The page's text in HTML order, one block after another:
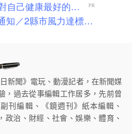
新聞》電玩、動漫記者，在新聞媒
，過去從事編輯工作居多，先前曾
刊編輯、《鏡週刊》紙本編輯、
政治、財經、社會、娛樂、體育、